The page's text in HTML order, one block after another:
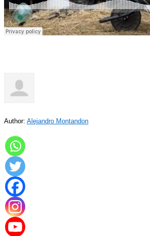
Author: Alejandro Montandon